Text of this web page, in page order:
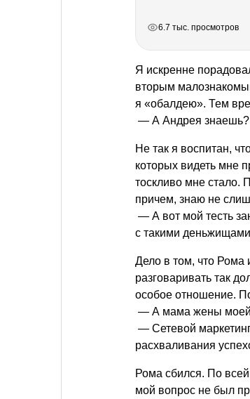
6.7 тыс. просмотров
Я искренне
вторым
я «обалдею». Тем
— А Андрея знаешь?
Не так я воспитан,
которых видеть мне
тоскливо мне стало.
причем, знаю не
— А вот мой тесть
с такими
Дело в том, что
разговаривать так
особое отношение.
— А мама жены
— Сетевой
расхваливания
Рома сбился. По
мой вопрос не был